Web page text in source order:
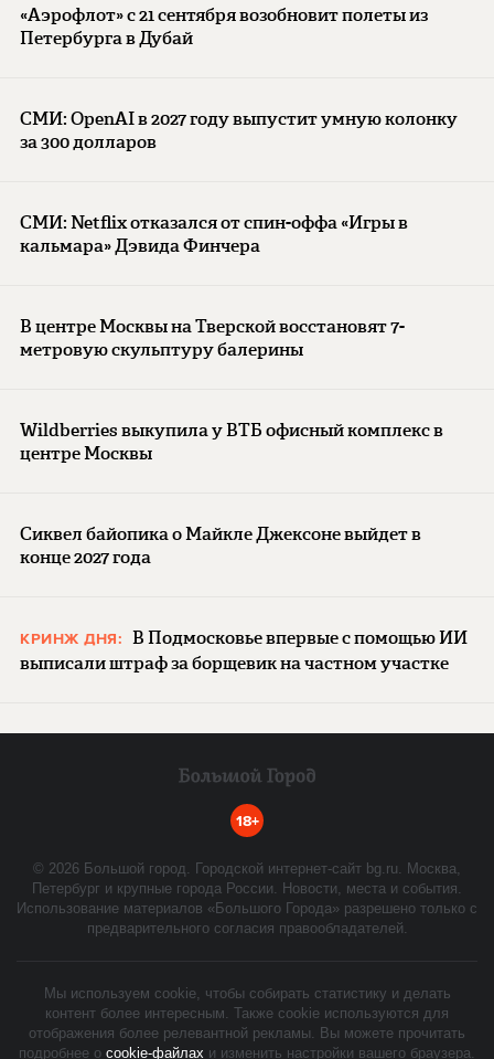
«Аэрофлот» с 21 сентября возобновит полеты из
Петербурга в Дубай
СМИ: OpenAI в 2027 году выпустит умную колонку
за 300 долларов
СМИ: Netflix отказался от спин-оффа «Игры в
кальмара» Дэвида Финчера
В центре Москвы на Тверской восстановят 7-
метровую скульптуру балерины
Wildberries выкупила у ВТБ офисный комплекс в
центре Москвы
Сиквел байопика о Майкле Джексоне выйдет в
конце 2027 года
КРИНЖ ДНЯ: В Подмосковье впервые с помощью ИИ
выписали штраф за борщевик на частном участке
18+
© 2026 Большой город. Городской интернет-сайт bg.ru. Москва,
Петербург и крупные города России. Новости, места и события.
Использование материалов «Большого Города» разрешено только с
предварительного согласия правообладателей.
Мы используем cookie, чтобы собирать статистику и делать
контент более интересным. Также cookie используются для
отображения более релевантной рекламы. Вы можете прочитать
подробнее о cookie-файлах и изменить настройки вашего браузера.